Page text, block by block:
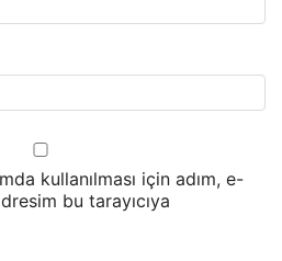
kullanılması için adım, e-
bu tarayıcıya